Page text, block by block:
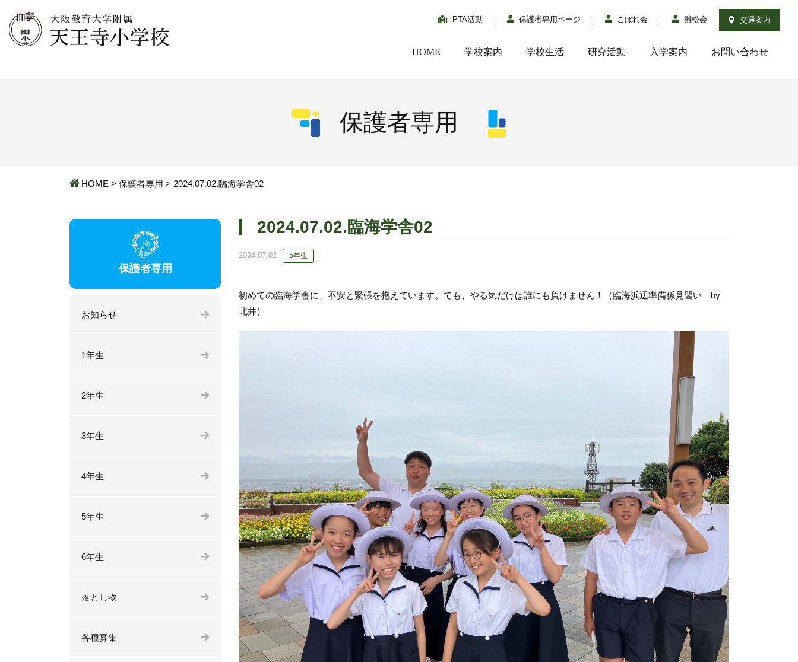
PTA活動 保護者専用ページ こぼれ会 雛松会 交通案内
HOME 学校案内 学校生活 研究活動 入学案内 お問い合わせ
保護者専用
HOME > 保護者専用 > 2024.07.02.臨海学舎02
2024.07.02.臨海学舎02
2024.07.02 5年生
初めての臨海学舎に、不安と緊張を抱えています。でも、やる気だけは誰にも負けません！（臨海浜辺準備係見習い by
北井）
保護者専用
お知らせ
1年生
2年生
3年生
4年生
5年生
6年生
落とし物
各種募集